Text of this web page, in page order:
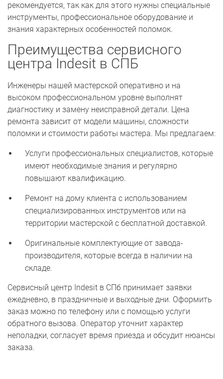
рекомендуется, так как для этого нужны специальные
инструменты, профессиональное оборудование и
знания характерных особенностей поломок.
Преимущества сервисного
центра Indesit в СПБ
Инженеры нашей мастерской оперативно и на
высоком профессиональном уровне выполнят
диагностику и замену неисправной детали. Цена
ремонта зависит от модели машины, сложности
поломки и стоимости работы мастера. Мы предлагаем:
Услуги профессиональных специалистов, которые
имеют необходимые знания и регулярно
повышают квалификацию.
Ремонт на дому клиента с использованием
специализированных инструментов или на
территории мастерской с бесплатной доставкой.
Оригинальные комплектующие от завода-
производителя, которые всегда в наличии на
складе.
Сервисный центр Indesit в СПб принимает заявки
ежедневно, в праздничные и выходные дни. Оформить
заказ можно по телефону или с помощью услуги
обратного вызова. Оператор уточнит характер
неполадки, согласует время приезда и обсудит нюансы
заказа.